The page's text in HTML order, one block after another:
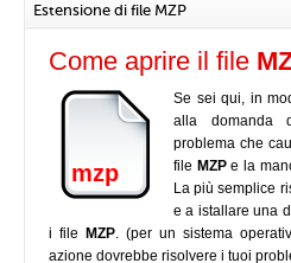
FILE DLL
CONVERSIONI DI FILE
SOFTWARE
Estensione di file MZP
Come aprire il file
mzp
Se sei qui, in
alla domanda
problema che
file MZPe la
La più semplice
e a istallare una
i file
MZP. (per un sistema
azione dovrebbe risolvere i tuoi